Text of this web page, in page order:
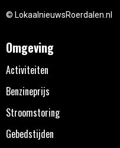
© LokaalnieuwsRoerdalen.nl
Omgeving
Activiteiten
Benzineprijs
Stroomstoring
Gebedstijden